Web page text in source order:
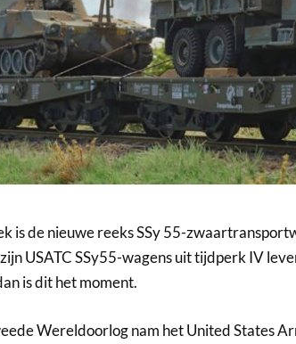
is de nieuwe reeks SSy 55-
USATC SSy55-wagens uit tijdperk IV
is dit het moment.
Wereldoorlog nam het United States